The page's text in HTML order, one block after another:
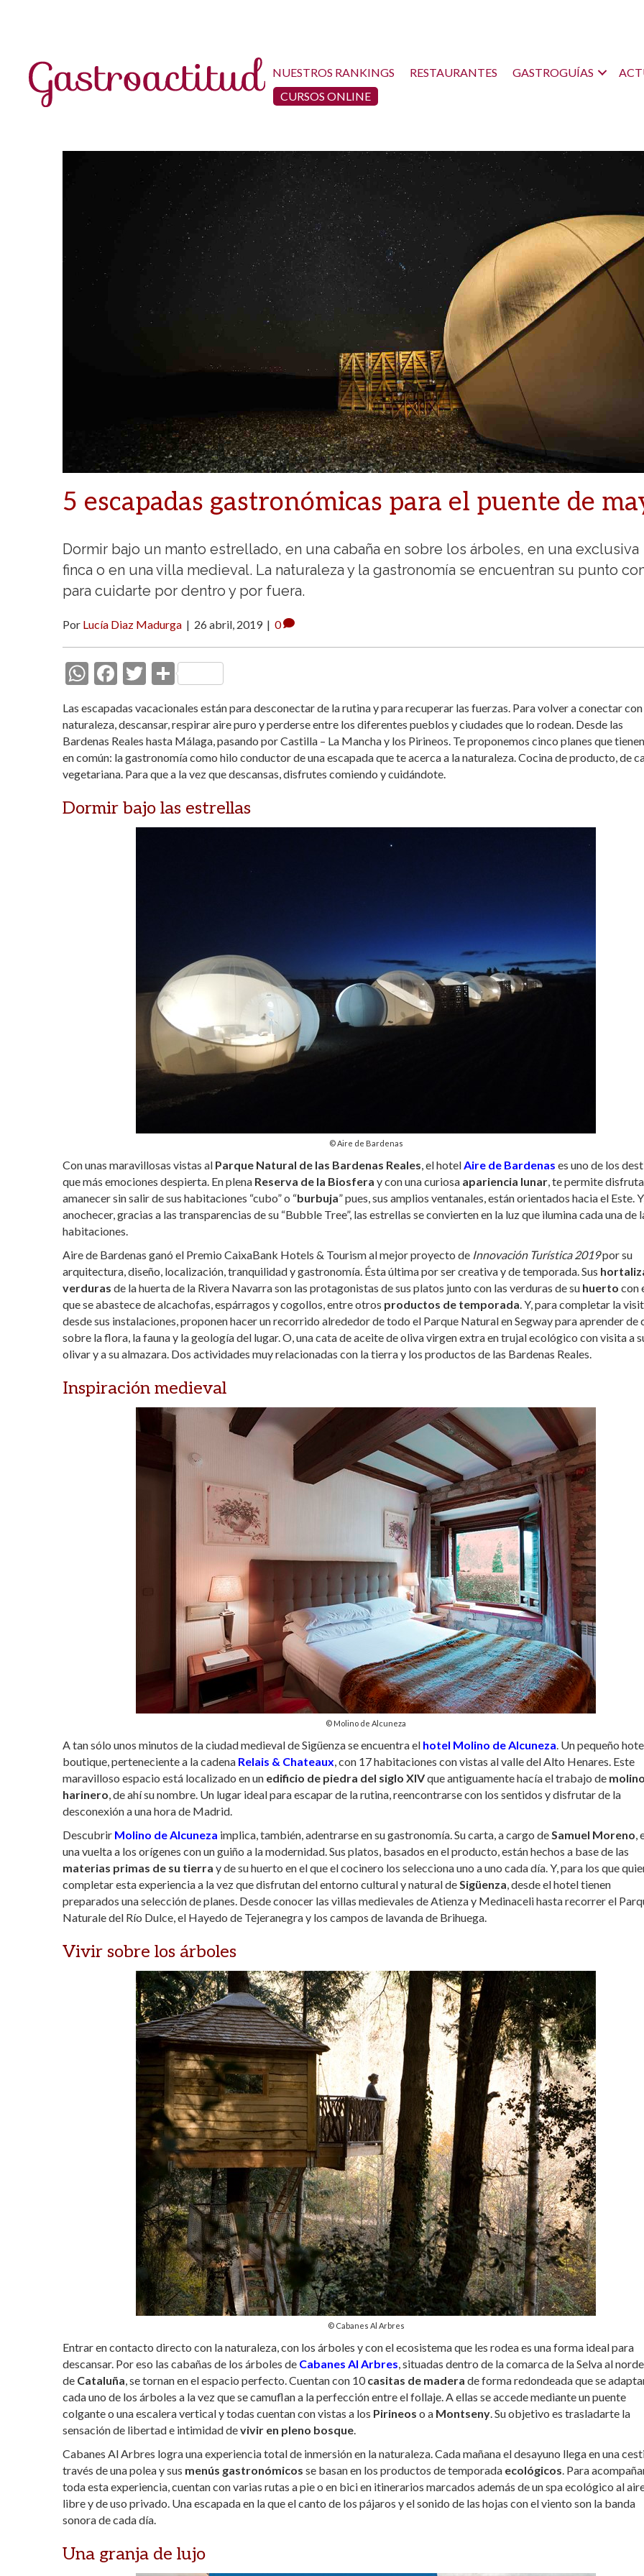
NUESTROS RANKINGS RESTAURANTES GASTROGUÍAS
CURSOS ONLINE
5 escapadas gastronómicas para el puente de
Dormir bajo un manto estrellado, en una cabaña en sobre los árboles, en una exclusiva
finca o en una villa medieval. La naturaleza y la gastronomía se encuentran su punto
para cuidarte por dentro y por fuera.
Por Lucía Diaz Madurga | 26 abril, 2019 | 0
W
at
s
A
p
F
e
b
o
k
T
itt
er
C
m
p
ar
r
Las escapadas vacacionales están para desconectar de la rutina y para recuperar las fuerzas. Para volver a conectar
naturaleza, descansar, respirar aire puro y perderse entre los diferentes pueblos y ciudades que lo rodean. Desde las
Bardenas Reales hasta Málaga, pasando por Castilla – La Mancha y los Pirineos. Te proponemos cinco planes que
en común: la gastronomía como hilo conductor de una escapada que te acerca a la naturaleza. Cocina de producto, de
vegetariana. Para que a la vez que descansas, disfrutes comiendo y cuidándote.
Dormir bajo las estrellas
© Aire de Bardenas
Con unas maravillosas vistas al Parque Natural de las Bardenas Reales, el hotelAire de Bardenas es uno de los
que más emociones despierta. En plena Reserva de la Biosfera y con una curiosa apariencia lunar, te permite
amanecer sin salir de sus habitaciones “cubo” o “burbuja” pues, sus amplios ventanales, están orientados hacia el Este.
anochecer, gracias a las transparencias de su “Bubble Tree”, las estrellas se convierten en la luz que ilumina cada una de
habitaciones.
Aire de Bardenas ganó el Premio CaixaBank Hotels & Tourism al mejor proyecto de Innovación Turística 2019por su
arquitectura, diseño, localización, tranquilidad y gastronomía. Ésta última por ser creativa y de temporada. Sus
verduras de la huerta de la Rivera Navarra son las protagonistas de sus platos junto con las verduras de su huerto con
que se abastece de alcachofas, espárragos y cogollos, entre otros productos de temporada. Y, para completar la
desde sus instalaciones, proponen hacer un recorrido alrededor de todo el Parque Natural en Segway para aprender de
sobre la flora, la fauna y la geología del lugar. O, una cata de aceite de oliva virgen extra en trujal ecológico con visita a
olivar y a su almazara. Dos actividades muy relacionadas con la tierra y los productos de las Bardenas Reales.
Inspiración medieval
© Molino de Alcuneza
A tan sólo unos minutos de la ciudad medieval de Sigüenza se encuentra el hotel Molino de Alcuneza. Un pequeño
boutique, perteneciente a la cadena Relais & Chateaux, con 17 habitaciones con vistas al valle del Alto Henares. Este
maravilloso espacio está localizado en un edificio de piedra del siglo XIVque antiguamente hacía el trabajo de molino
harinero, de ahí su nombre. Un lugar ideal para escapar de la rutina, reencontrarse con los sentidos y disfrutar de la
desconexión a una hora de Madrid.
Descubrir Molino de Alcuneza implica, también, adentrarse en su gastronomía. Su carta, a cargo deSamuel Moreno,
una vuelta a los orígenes con un guiño a la modernidad. Sus platos, basados en el producto, están hechos a base de las
materias primas de su tierra y de su huerto en el que el cocinero los selecciona uno a uno cada día. Y, para los que
completar esta experiencia a la vez que disfrutan del entorno cultural y natural deSigüenza, desde el hotel tienen
preparados una selección de planes. Desde conocer las villas medievales de Atienza y Medinaceli hasta recorrer el
Naturale del Río Dulce, el Hayedo de Tejeranegra y los campos de lavanda de Brihuega.
Vivir sobre los árboles
© Cabanes Al Arbres
Entrar en contacto directo con la naturaleza, con los árboles y con el ecosistema que les rodea es una forma ideal para
descansar. Por eso las cabañas de los árboles de Cabanes Al Arbres, situadas dentro de la comarca de la Selva al
de Cataluña, se tornan en el espacio perfecto. Cuentan con 10casitas de madera de forma redondeada que se
cada uno de los árboles a la vez que se camuflan a la perfección entre el follaje. A ellas se accede mediante un puente
colgante o una escalera vertical y todas cuentan con vistas a los Pirineos o a Montseny. Su objetivo es trasladarte la
sensación de libertad e intimidad devivir en pleno bosque.
Cabanes Al Arbres logra una experiencia total de inmersión en la naturaleza. Cada mañana el desayuno llega en una
través de una polea y sus menús gastronómicos se basan en los productos de temporada ecológicos. Para
toda esta experiencia, cuentan con varias rutas a pie o en bici en itinerarios marcados además de un spa ecológico al
libre y de uso privado. Una escapada en la que el canto de los pájaros y el sonido de las hojas con el viento son la banda
sonora de cada día.
Una granja de lujo